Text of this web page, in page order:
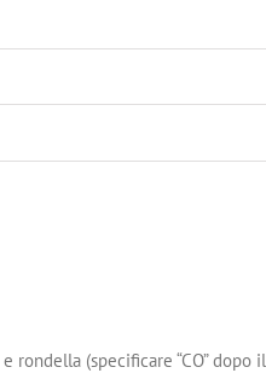
rondella (specificare “CO” dopo il